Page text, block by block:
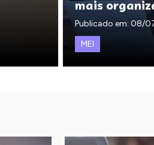
mais
Publicado em: 08/
MEI